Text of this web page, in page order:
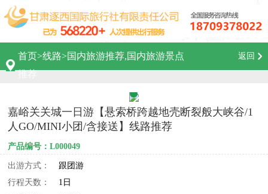
首页>线路>国内旅游推荐,国内旅游景点
返回
嘉峪关关城一日游【悬索桥跨越地壳断裂般大峡谷/1
人GO/MINI小团/含接送】线路推荐
产品编号：L000049
出游方式：
跟团游
行程天数：
1日